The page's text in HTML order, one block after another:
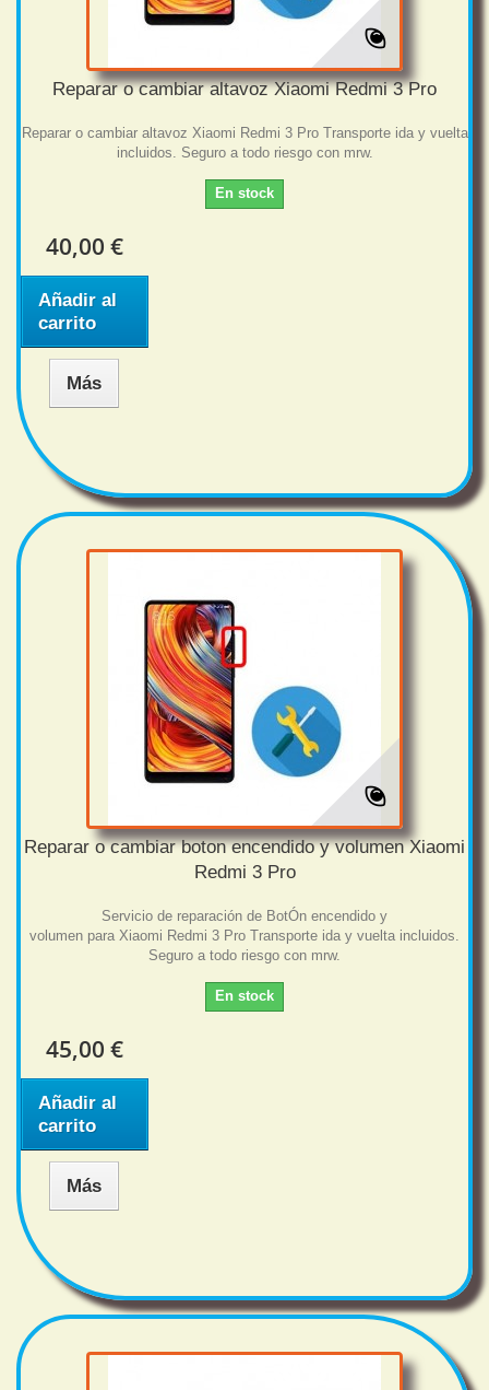
Reparar o cambiar altavoz Xiaomi Redmi 3 Pro
Reparar o cambiar altavoz Xiaomi Redmi 3 Pro Transporte ida y vuelta
incluidos. Seguro a todo riesgo con mrw.
En stock
40,00 €
Añadir al
carrito
Más
Reparar o cambiar boton encendido y volumen Xiaomi
Redmi 3 Pro
Servicio de reparación de BotÓn encendido y
volumen para Xiaomi Redmi 3 Pro Transporte ida y vuelta incluidos.
Seguro a todo riesgo con mrw.
En stock
45,00 €
Añadir al
carrito
Más